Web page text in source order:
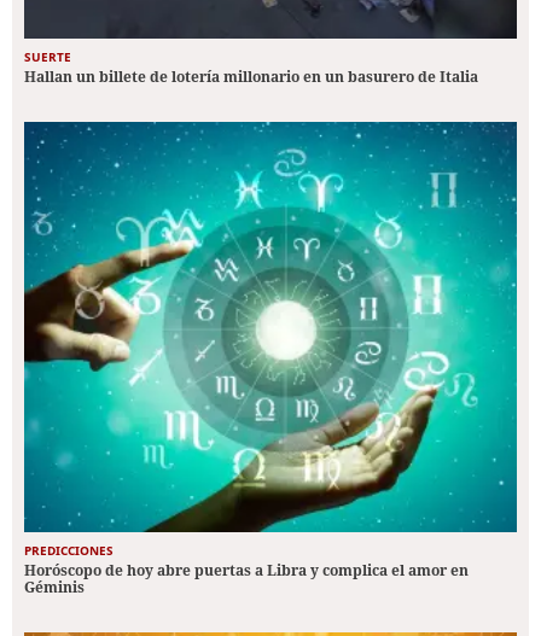
SUERTE
Hallan un billete de lotería millonario en un basurero de Italia
PREDICCIONES
Horóscopo de hoy abre puertas a Libra y complica el amor en
Géminis